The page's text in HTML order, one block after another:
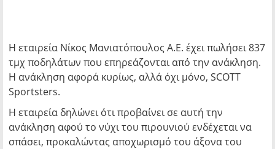
Η εταιρεία Νίκος Μανιατόπουλος Α.Ε. έχει πωλήσει 837
τμχ ποδηλάτων που επηρεάζονται από την ανάκληση.
Η ανάκληση αφορά κυρίως, αλλά όχι μόνο, SCOTT
Sportsters.
Η εταιρεία δηλώνει ότι προβαίνει σε αυτή την
ανάκληση αφού το νύχι του πιρουνιού ενδέχεται να
σπάσει, προκαλώντας αποχωρισμό του άξονα του